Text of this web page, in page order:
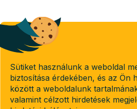
Sütiket használunk a weboldal
biztosítása érdekében, és az Ön
között a weboldalunk
valamint célzott hirdetések